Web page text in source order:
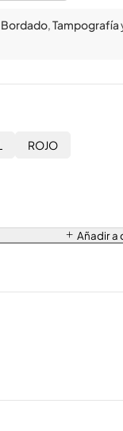
Bordado,Tampografía
ROJO
Añadir a